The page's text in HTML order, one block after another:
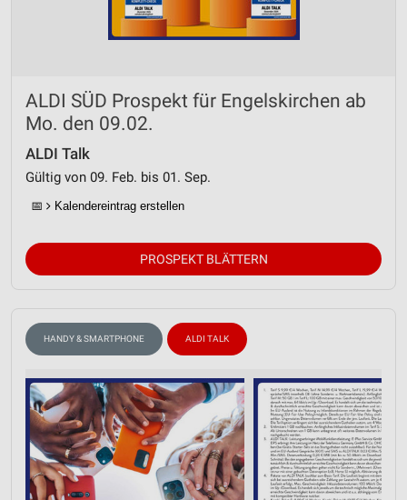
ALDI SÜD Prospekt für Engelskirchen ab
Mo. den 09.02.
ALDI Talk
Gültig von 09. Feb. bis 01. Sep.
📅 Kalendereintrag erstellen
PROSPEKT BLÄTTERN
HANDY & SMARTPHONE ALDI TALK